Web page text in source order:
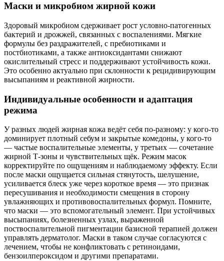
Маски и микробиом жирной кожи
Здоровый микробиом сдерживает рост условно‑патогенных
бактерий и дрожжей, связанных с воспалениями. Мягкие
формулы без раздражителей, с пребиотиками и
постбиотиками, а также антиоксидантами снижают
окислительный стресс и поддерживают устойчивость кожи.
Это особенно актуально при склонности к рецидивирующим
высыпаниям и реактивной жирности.
Индивидуальные особенности и адаптация
режима
У разных людей жирная кожа ведёт себя по‑разному: у кого‑то
доминирует плотный себум и закрытые комедоны, у кого‑то
— частые воспалительные элементы, у третьих — сочетание
жирной Т‑зоны и чувствительных щёк. Режим масок
корректируйте по ощущениям и наблюдаемому эффекту. Если
после маски ощущается сильная стянутость, шелушение,
усиливается блеск уже через короткое время — это признак
пересушивания и необходимости смещения в сторону
увлажняющих и противовоспалительных формул. Помните,
что маски — это вспомогательный элемент. При устойчивых
высыпаниях, болезненных узлах, выраженной
поствоспалительной пигментации базисной терапией должен
управлять дерматолог. Маски в таком случае согласуются с
лечением, чтобы не конфликтовать с ретиноидами,
бензоилпероксидом и другими препаратами.